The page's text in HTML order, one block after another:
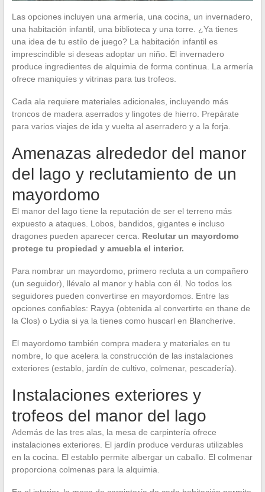
Las opciones incluyen una armería, una cocina, un invernadero,
una habitación infantil, una biblioteca y una torre. ¿Ya tienes
una idea de tu estilo de juego? La habitación infantil es
imprescindible si deseas adoptar un niño. El invernadero
produce ingredientes de alquimia de forma continua. La armería
ofrece maniquíes y vitrinas para tus trofeos.
Cada ala requiere materiales adicionales, incluyendo más
troncos de madera aserrados y lingotes de hierro. Prepárate
para varios viajes de ida y vuelta al aserradero y a la forja.
Amenazas alrededor del manor
del lago y reclutamiento de un
mayordomo
El manor del lago tiene la reputación de ser el terreno más
expuesto a ataques. Lobos, bandidos, gigantes e incluso
dragones pueden aparecer cerca. Reclutar un mayordomo
protege tu propiedad y amuebla el interior.
Para nombrar un mayordomo, primero recluta a un compañero
(un seguidor), llévalo al manor y habla con él. No todos los
seguidores pueden convertirse en mayordomos. Entre las
opciones confiables: Rayya (obtenida al convertirte en thane de
la Clos) o Lydia si ya la tienes como huscarl en Blancherive.
El mayordomo también compra madera y materiales en tu
nombre, lo que acelera la construcción de las instalaciones
exteriores (establo, jardín de cultivo, colmenar, pescadería).
Instalaciones exteriores y
trofeos del manor del lago
Además de las tres alas, la mesa de carpintería ofrece
instalaciones exteriores. El jardín produce verduras utilizables
en la cocina. El establo permite albergar un caballo. El colmenar
proporciona colmenas para la alquimia.